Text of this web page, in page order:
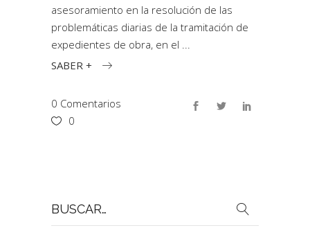
asesoramiento en la resolución de las
problemáticas diarias de la tramitación de
expedientes de obra, en el
SABER +
0 Comentarios
0
por: